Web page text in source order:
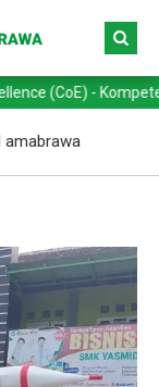
(CoE) -
amabrawa